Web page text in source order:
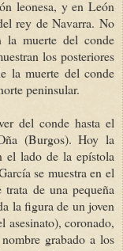
leonesa, y en León
rey de Navarra. No
la muerte del conde
los posteriores
la muerte del conde
peninsular.
del conde hasta el
(Burgos). Hoy la
el lado de la epístola
se muestra en el
de una pequeña
la figura de un joven
asesinato), coronado,
grabado a los